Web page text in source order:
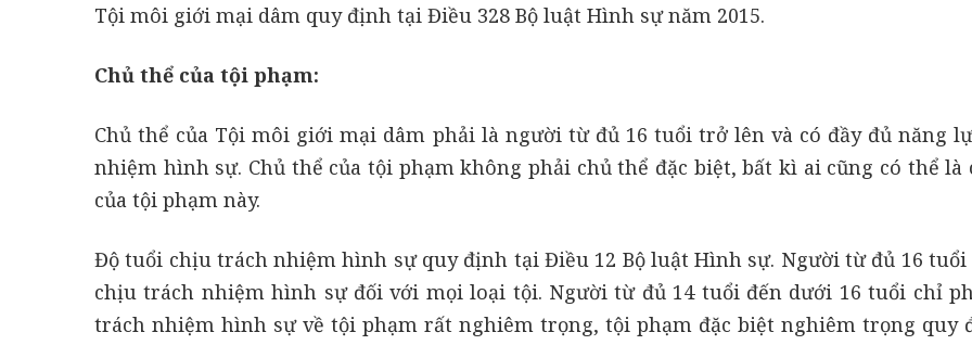
Tội môi giới mại dâm quy định tại Điều 328 Bộ luật Hình sự năm 2015.
Chủ thể của tội phạm:
Chủ thể của Tội môi giới mại dâm phải là người từ đủ 16 tuổi trở lên và có đầy đủ năng
nhiệm hình sự. Chủ thể của tội phạm không phải chủ thể đặc biệt, bất kì ai cũng có thể là
của tội phạm này.
Độ tuổi chịu trách nhiệm hình sự quy định tại Điều 12 Bộ luật Hình sự. Người từ đủ 16 tuổi
chịu trách nhiệm hình sự đối với mọi loại tội. Người từ đủ 14 tuổi đến dưới 16 tuổi chỉ
trách nhiệm hình sự về tội phạm rất nghiêm trọng, tội phạm đặc biệt nghiêm trọng quy